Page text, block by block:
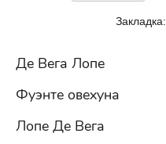
Закладка:
Де Вега Лопе
Фуэнте овехуна
Лопе Де Вега